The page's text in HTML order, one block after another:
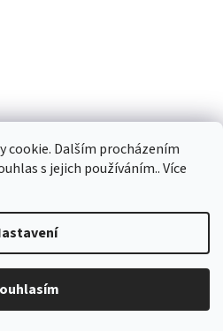
cookie. Dalším procházením
s jejich používáním.. Více
nás kontaktovat
doručení. Děkujeme za Vaši